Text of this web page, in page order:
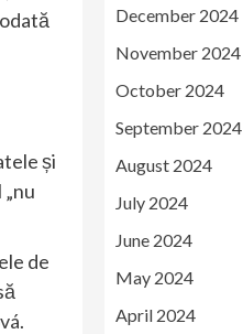
și
de
December 2024
November 2024
October 2024
September 2024
August 2024
July 2024
June 2024
May 2024
April 2024